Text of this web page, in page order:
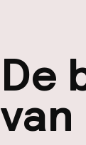
De
van